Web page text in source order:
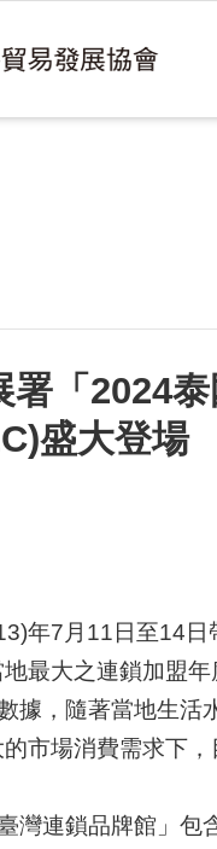
署「2024
盛大登場
年7月11日至14
最大之連鎖加盟
據，隨著當地生
市場消費需求下
灣連鎖品牌館」